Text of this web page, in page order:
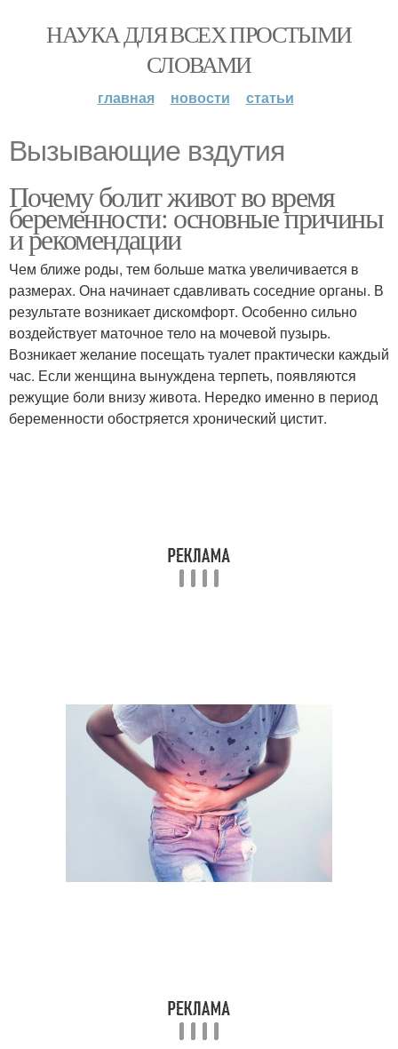
НАУКА ДЛЯ ВСЕХ ПРОСТЫМИ
СЛОВАМИ
главная новости статьи
Вызывающие вздутия
Почему болит живот во время
беременности: основные причины
и рекомендации
Чем ближе роды, тем больше матка увеличивается в
размерах. Она начинает сдавливать соседние органы. В
результате возникает дискомфорт. Особенно сильно
воздействует маточное тело на мочевой пузырь.
Возникает желание посещать туалет практически каждый
час. Если женщина вынуждена терпеть, появляются
режущие боли внизу живота. Нередко именно в период
беременности обостряется хронический цистит.